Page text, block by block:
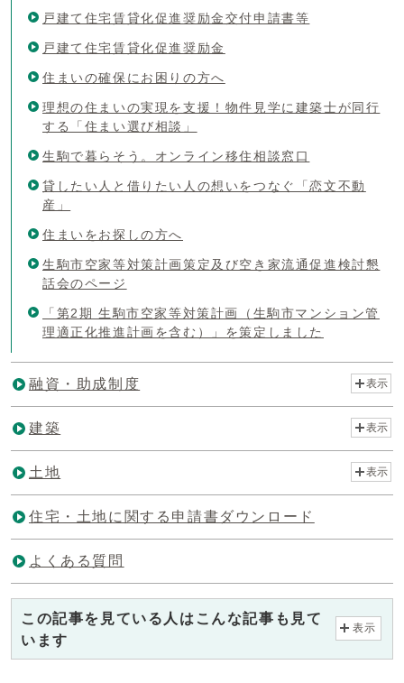
戸建て住宅賃貸化促進奨励金交付申請書等
戸建て住宅賃貸化促進奨励金
住まいの確保にお困りの方へ
理想の住まいの実現を支援！物件見学に建築士が同行
する「住まい選び相談」
生駒で暮らそう。オンライン移住相談窓口
貸したい人と借りたい人の想いをつなぐ「恋文不動
産」
住まいをお探しの方へ
生駒市空家等対策計画策定及び空き家流通促進検討懇
話会のページ
「第2期 生駒市空家等対策計画（生駒市マンション管
理適正化推進計画を含む）」を策定しました
融資・助成制度 表示
建築 表示
土地 表示
住宅・土地に関する申請書ダウンロード
よくある質問
この記事を見ている人はこんな記事も見て
います
表示